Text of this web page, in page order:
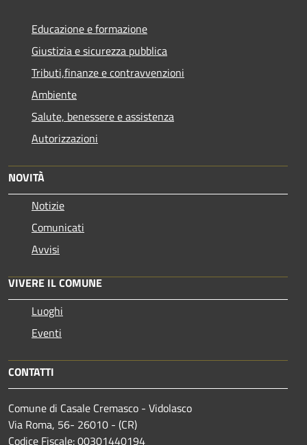
Educazione e formazione
Giustizia e sicurezza pubblica
Tributi,finanze e contravvenzioni
Ambiente
Salute, benessere e assistenza
Autorizzazioni
NOVITÀ
Notizie
Comunicati
Avvisi
VIVERE IL COMUNE
Luoghi
Eventi
CONTATTI
Comune di Casale Cremasco - Vidolasco
Via Roma, 56- 26010 - (CR)
Codice Fiscale: 00301440194